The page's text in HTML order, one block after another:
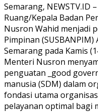
Semarang, NEWSTV.ID
Ruang/Kepala Badan
Nusron Wahid menjadi
Pimpinan
Semarang pada Kamis
Menteri Nusron
penguatan _good
manusia (SDM) dalam
fondasi utama
pelayanan optimal bagi